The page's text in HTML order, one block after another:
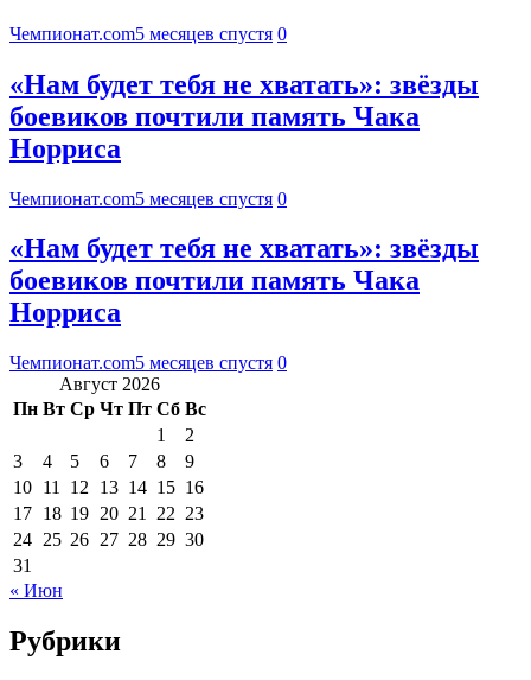
Чемпионат.com5 месяцев спустя 0
«Нам будет тебя не хватать»: звёзды
боевиков почтили память Чака
Норриса
Чемпионат.com5 месяцев спустя 0
«Нам будет тебя не хватать»: звёзды
боевиков почтили память Чака
Норриса
Чемпионат.com5 месяцев спустя 0
Август 2026
Пн Вт Ср Чт Пт Сб Вс
1
2
3
4 5 6 7 8
9
10 11 12 13 14 15 16
17 18 19 20 21 22 23
24 25 26 27 28 29 30
31
« Июн
Рубрики